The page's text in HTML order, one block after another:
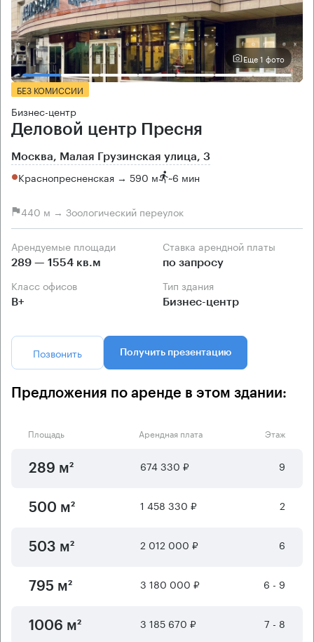
Еще 1 фото
БЕЗ КОМИССИИ
Бизнес-центр
Деловой центр Пресня
Москва, Малая Грузинская улица, 3
Краснопресненская → 590 м ~6 мин
440 м → Зоологический переулок
Арендуемые площади
289 — 1554 кв.м
Ставка арендной платы
по запросу
Класс офисов
B+
Тип здания
Бизнес-центр
Позвонить Получить презентацию
Предложения по аренде в этом здании:
Площадь Арендная плата Этаж
289 м² 674 330 ₽ 9
500 м² 1 458 330 ₽ 2
503 м² 2 012 000 ₽ 6
795 м² 3 180 000 ₽ 6 - 9
1006 м² 3 185 670 ₽ 7 - 8